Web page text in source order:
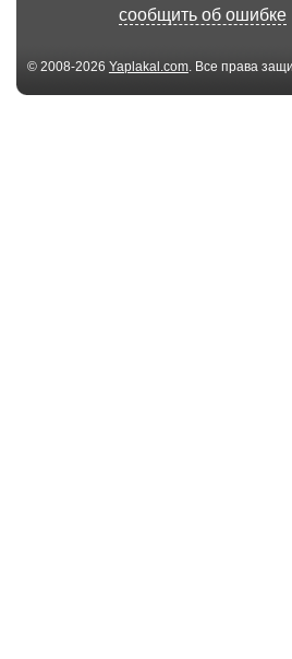
сообщить об ошибке
© 2008-2026 Yaplakal.com. Все права